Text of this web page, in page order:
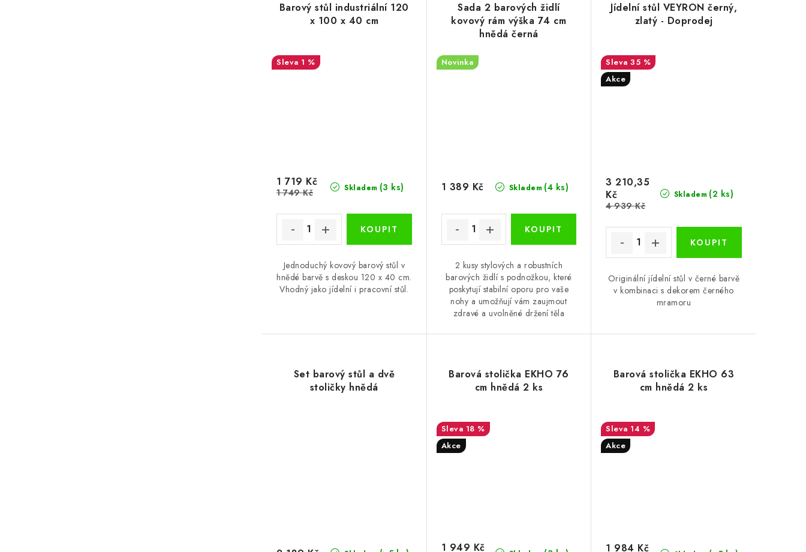
Barový stůl industriální 120
x 100 x 40 cm
1 %
Skladem (3 ks)
1 719 Kč
1 749 Kč
Jednoduchý kovový barový stůl v
hnědé barvě s deskou 120 x 40 cm.
Vhodný jako jídelní i pracovní stůl.
Sada 2 barových židlí
kovový rám výška 74 cm
hnědá černá
Novinka
Skladem (4 ks)
1 389 Kč
2 kusy stylových a robustních
barových židlí s podnožkou, které
poskytují stabilní oporu pro vaše
nohy a umožňují vám zaujmout
zdravé a uvolněné držení těla
Jídelní stůl VEYRON černý,
zlatý - Doprodej
35 %
Akce
Skladem (2 ks)
3 210,35
Kč
4 939 Kč
Originální jídelní stůl v černé barvě
v kombinaci s dekorem černého
mramoru
Set barový stůl a dvě
stoličky hnědá
Barová stolička EKHO 76
cm hnědá 2 ks
18 %
Akce
1 949 Kč
Barová stolička EKHO 63
cm hnědá 2 ks
14 %
Akce
1 984 Kč